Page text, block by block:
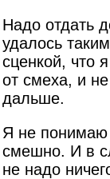
Надо отдать
удалось
сценкой, что
от смеха, и
дальше.
Я не понимаю
смешно. И в
не надо